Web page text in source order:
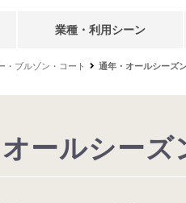
業種・利用シーン
・ブルゾン・コート 通年・オールシーズ
ールシーズ